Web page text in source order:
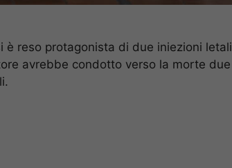
è reso protagonista di due iniezioni letali
avrebbe condotto verso la morte due